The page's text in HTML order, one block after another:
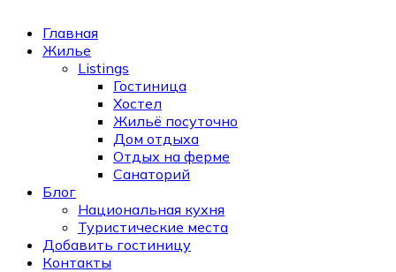
Главная
Жилье
Listings
Гостиница
Хостел
Жильё посуточно
Дом отдыха
Отдых на ферме
Санаторий
Блог
Национальная кухня
Туристические места
Добавить гостиницу
Контакты